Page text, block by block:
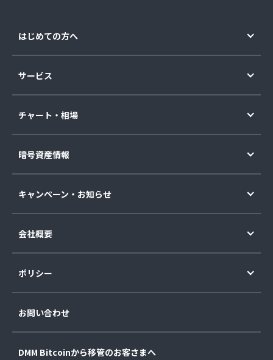
はじめての方へ
サービス
チャート・相場
暗号資産情報
キャンペーン・お知らせ
会社概要
ポリシー
お問い合わせ
DMM Bitcoinから移管のお客さまへ